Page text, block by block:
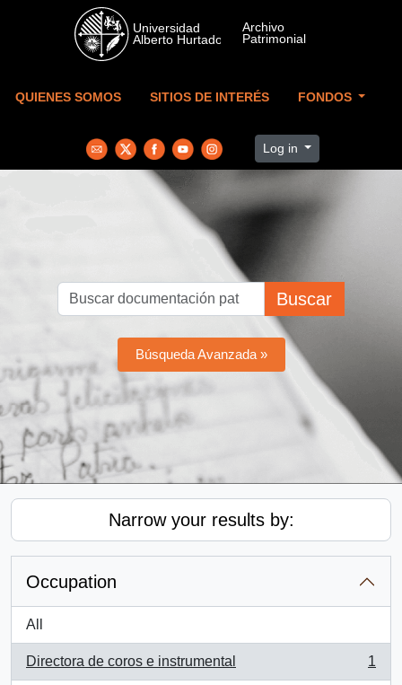
Skip to main content
QUIENES SOMOS SITIOS DE INTERÉS FONDOS
Log in
Buscar
Búsqueda Avanzada »
Narrow your results by:
Occupation
All
Directora de coros e instrumental
, 1 results
1